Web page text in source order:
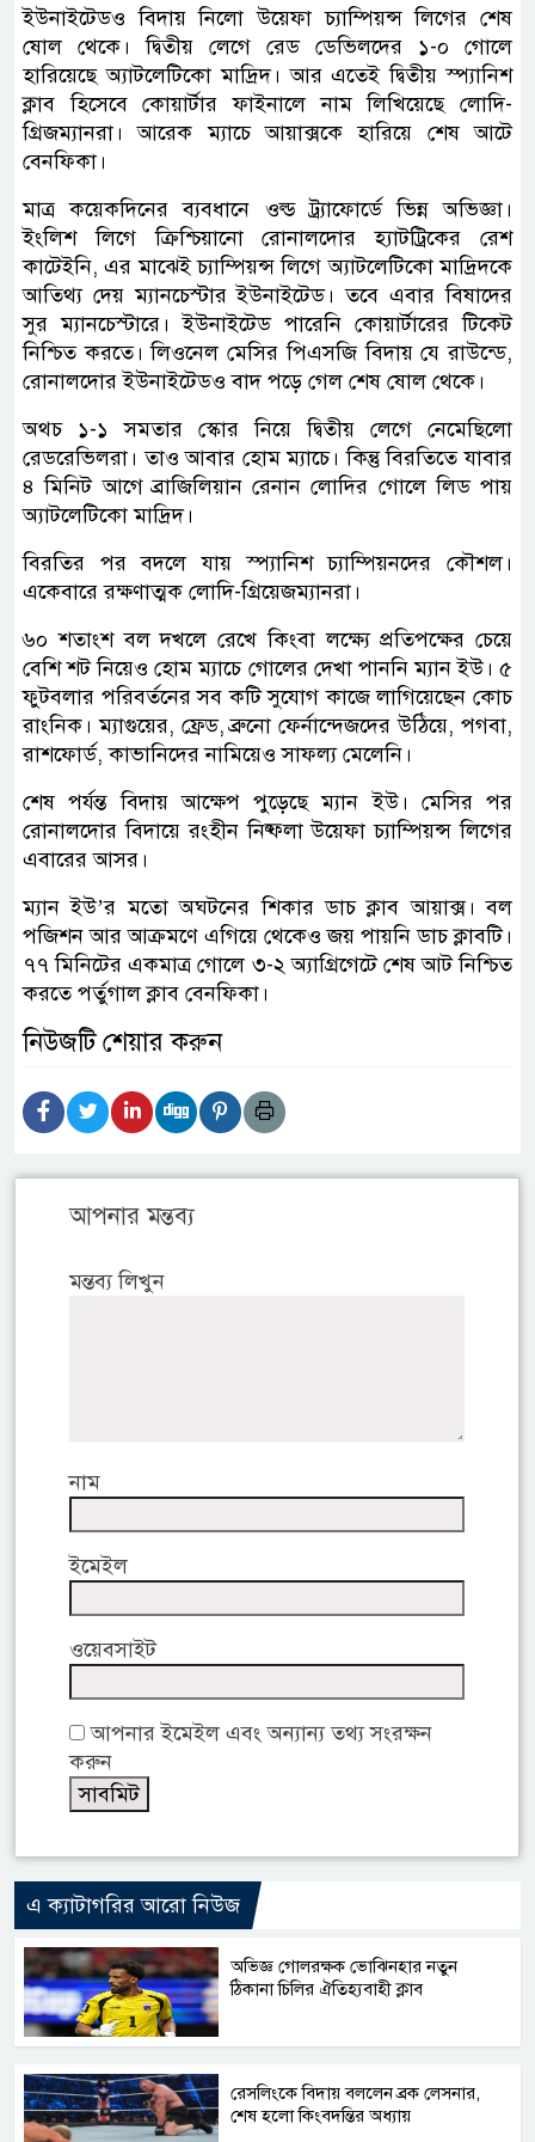
ইউনাইটেডও বিদায় নিলো উয়েফা চ্যাম্পিয়ন্স লিগের শেষ
ষোল থেকে। দ্বিতীয় লেগে রেড ডেভিলদের ১-০ গোলে
হারিয়েছে অ্যাটলেটিকো মাদ্রিদ। আর এতেই দ্বিতীয় স্প্যানিশ
ক্লাব হিসেবে কোয়ার্টার ফাইনালে নাম লিখিয়েছে লোদি-
গ্রিজম্যানরা। আরেক ম্যাচে আয়াক্সকে হারিয়ে শেষ আটে
বেনফিকা।
মাত্র কয়েকদিনের ব্যবধানে ওল্ড ট্র্যাফোর্ডে ভিন্ন অভিজ্ঞা।
ইংলিশ লিগে ক্রিশ্চিয়ানো রোনালদোর হ্যাটট্রিকের রেশ
কাটেইনি, এর মাঝেই চ্যাম্পিয়ন্স লিগে অ্যাটলেটিকো মাদ্রিদকে
আতিথ্য দেয় ম্যানচেস্টার ইউনাইটেড। তবে এবার বিষাদের
সুর ম্যানচেস্টারে। ইউনাইটেড পারেনি কোয়ার্টারের টিকেট
নিশ্চিত করতে। লিওনেল মেসির পিএসজি বিদায় যে রাউন্ডে,
রোনালদোর ইউনাইটেডও বাদ পড়ে গেল শেষ ষোল থেকে।
অথচ ১-১ সমতার স্কোর নিয়ে দ্বিতীয় লেগে নেমেছিলো
রেডরেভিলরা। তাও আবার হোম ম্যাচে। কিন্তু বিরতিতে যাবার
৪ মিনিট আগে ব্রাজিলিয়ান রেনান লোদির গোলে লিড পায়
অ্যাটলেটিকো মাদ্রিদ।
বিরতির পর বদলে যায় স্প্যানিশ চ্যাম্পিয়নদের কৌশল।
একেবারে রক্ষণাত্মক লোদি-গ্রিয়েজম্যানরা।
৬০ শতাংশ বল দখলে রেখে কিংবা লক্ষ্যে প্রতিপক্ষের চেয়ে
বেশি শট নিয়েও হোম ম্যাচে গোলের দেখা পাননি ম্যান ইউ। ৫
ফুটবলার পরিবর্তনের সব কটি সুযোগ কাজে লাগিয়েছেন কোচ
রাংনিক। ম্যাগুয়ের, ফ্রেড, ব্রুনো ফের্নান্দেজদের উঠিয়ে, পগবা,
রাশফোর্ড, কাভানিদের নামিয়েও সাফল্য মেলেনি।
শেষ পর্যন্ত বিদায় আক্ষেপ পুড়েছে ম্যান ইউ। মেসির পর
রোনালদোর বিদায়ে রংহীন নিষ্ফলা উয়েফা চ্যাম্পিয়ন্স লিগের
এবারের আসর।
ম্যান ইউ’র মতো অঘটনের শিকার ডাচ ক্লাব আয়াক্স। বল
পজিশন আর আক্রমণে এগিয়ে থেকেও জয় পায়নি ডাচ ক্লাবটি।
৭৭ মিনিটের একমাত্র গোলে ৩-২ অ্যাগ্রিগেটে শেষ আট নিশ্চিত
করতে পর্তুগাল ক্লাব বেনফিকা।
নিউজটি শেয়ার করুন
আপনার মন্তব্য
মন্তব্য লিখুন
নাম
ইমেইল
ওয়েবসাইট
আপনার ইমেইল এবং অন্যান্য তথ্য সংরক্ষন
করুন
এ ক্যাটাগরির আরো নিউজ
অভিজ্ঞ গোলরক্ষক ভোঝিনহার নতুন
ঠিকানা চিলির ঐতিহ্যবাহী ক্লাব
রেসলিংকে বিদায় বললেন ব্রক লেসনার,
শেষ হলো কিংবদন্তির অধ্যায়